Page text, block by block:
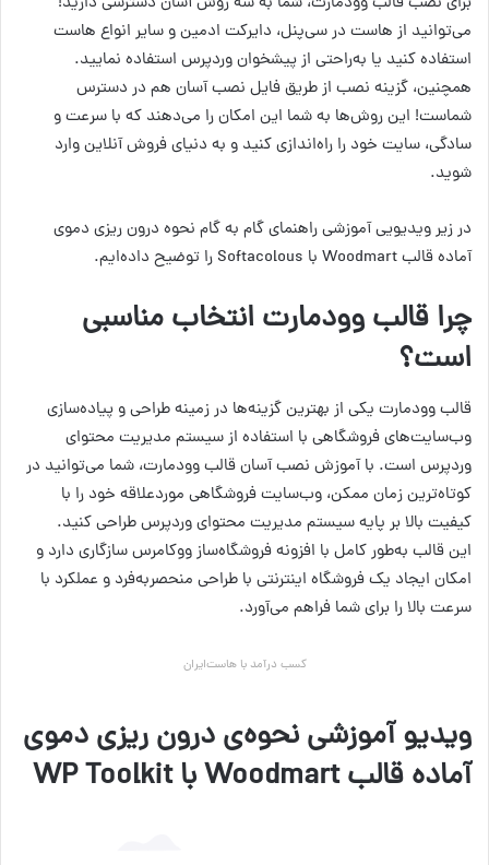
می‌توانید از هاست در سی‌پنل، دایرکت ادمین و سایر انواع هاست
استفاده کنید یا به‌راحتی از پیشخوان وردپرس استفاده نمایید.
همچنین، گزینه نصب از طریق فایل نصب آسان هم در دسترس
شماست! این روش‌ها به شما این امکان را می‌دهند که با سرعت و
سادگی، سایت خود را راه‌اندازی کنید و به دنیای فروش آنلاین وارد
شوید.
در زیر ویدیویی آموزشی راهنمای گام به گام نحوه درون ریزی دموی
آماده قالب Woodmart با Softacolous را توضیح داده‌ایم.
چرا قالب وودمارت انتخاب مناسبی
است؟
قالب وودمارت یکی از بهترین گزینه‌ها در زمینه طراحی و پیاده‌سازی
وب‌سایت‌های فروشگاهی با استفاده از سیستم مدیریت محتوای
وردپرس است. با آموزش نصب آسان قالب وودمارت، شما می‌توانید در
کوتاه‌ترین زمان ممکن، وب‌سایت فروشگاهی مورد‌علاقه خود را با
کیفیت بالا بر پایه سیستم مدیریت محتوای وردپرس طراحی کنید.
این قالب به‌طور کامل با افزونه فروشگاه‌ساز ووکامرس سازگاری دارد و
امکان ایجاد یک فروشگاه اینترنتی با طراحی منحصربه‌فرد و عملکرد با
سرعت بالا را برای شما فراهم می‌آورد.
کسب درآمد با هاست‌ایران
ویدیو آموزشی نحوه‌ی درون ریزی دموی
آماده قالب Woodmart با WP Toolkit